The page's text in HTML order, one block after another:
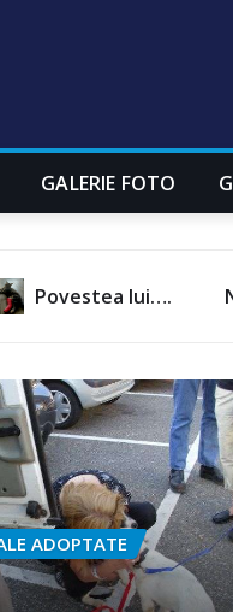
GALERIE FOTO
Nu ne pricepem
ADOPTATE